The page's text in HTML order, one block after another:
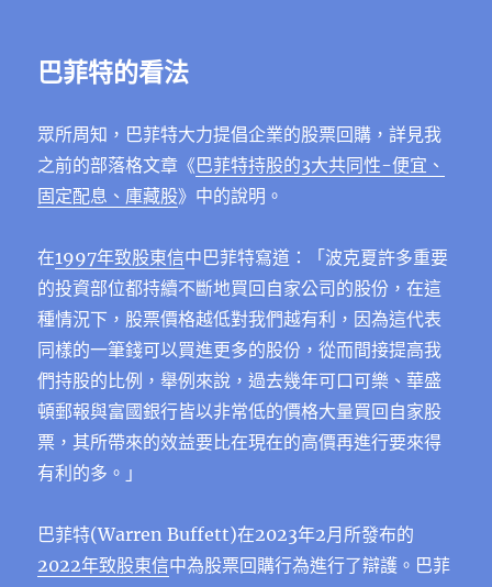
巴菲特的看法
眾所周知，巴菲特大力提倡企業的股票回購，詳見我
之前的部落格文章《巴菲特持股的3大共同性-便宜、
固定配息、庫藏股》中的說明。
在1997年致股東信中巴菲特寫道：「波克夏許多重要
的投資部位都持續不斷地買回自家公司的股份，在這
種情況下，股票價格越低對我們越有利，因為這代表
同樣的一筆錢可以買進更多的股份，從而間接提高我
們持股的比例，舉例來說，過去幾年可口可樂、華盛
頓郵報與富國銀行皆以非常低的價格大量買回自家股
票，其所帶來的效益要比在現在的高價再進行要來得
有利的多。」
巴菲特(Warren Buffett)在2023年2月所發布的
2022年致股東信中為股票回購行為進行了辯護。巴菲